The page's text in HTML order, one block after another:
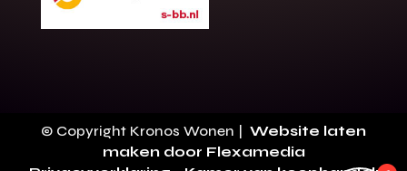
10 jaar garantie op de montage
100+ stoffen
© Copyright Kronos Wonen | Website laten
maken door Flexamedia